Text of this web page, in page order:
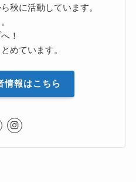
秋に活動しています。
！
めています。
情報はこちら